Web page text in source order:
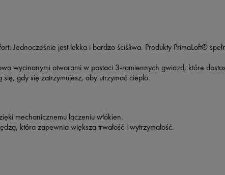
Jednocześnie jest lekka i bardzo ściśliwa. Produkty PrimaLoft®
wycinanymi otworami w postaci 3-ramiennych gwiazd, które
gdy się zatrzymujesz, aby utrzymać ciepło.
mechanicznemu łączeniu włókien.
która zapewnia większą trwałość i wytrzymałość.